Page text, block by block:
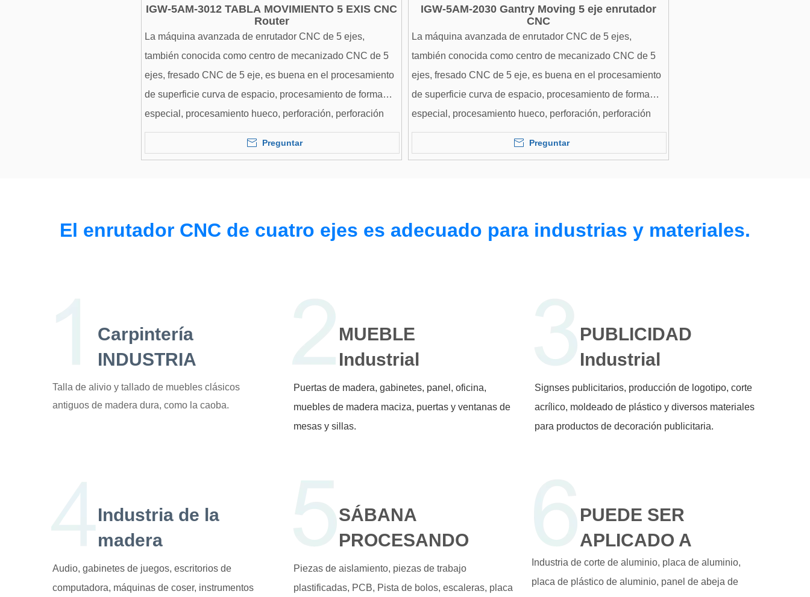
IGW-5AM-3012 TABLA MOVIMIENTO 5 EXIS CNC
Router
La máquina avanzada de enrutador CNC de 5 ejes,
también conocida como centro de mecanizado CNC de 5
ejes, fresado CNC de 5 eje, es buena en el procesamiento
de superficie curva de espacio, procesamiento de forma
especial, procesamiento hueco, perforación, perforación
oblicua, bisuga, etc. Es ampliamente es ampliamente
Utilizado en investigación científica aeroespacial, militar,
Preguntar
IGW-5AM-2030 Gantry Moving 5 eje enrutador
CNC
La máquina avanzada de enrutador CNC de 5 ejes,
también conocida como centro de mecanizado CNC de 5
ejes, fresado CNC de 5 eje, es buena en el procesamiento
de superficie curva de espacio, procesamiento de forma
especial, procesamiento hueco, perforación, perforación
oblicua, bisuga, etc. Es ampliamente es ampliamente
Utilizado en investigación científica aeroespacial, militar,
Preguntar
El enrutador CNC de cuatro ejes es adecuado para industrias y materiales.
Carpintería
INDUSTRIA
Talla de alivio y tallado de muebles clásicos
antiguos de madera dura, como la caoba.
MUEBLE
Industrial
Puertas de madera, gabinetes, panel, oficina,
muebles de madera maciza, puertas y ventanas de
mesas y sillas.
PUBLICIDAD
Industrial
Signses publicitarios, producción de logotipo, corte
acrílico, moldeado de plástico y diversos materiales
para productos de decoración publicitaria.
Industria de la
madera
Audio, gabinetes de juegos, escritorios de
computadora, máquinas de coser, instrumentos
SÁBANA
PROCESANDO
Piezas de aislamiento, piezas de trabajo
plastificadas, PCB, Pista de bolos, escaleras, placa
PUEDE SER
APLICADO A
Industria de corte de aluminio, placa de aluminio,
placa de plástico de aluminio, panel de abeja de